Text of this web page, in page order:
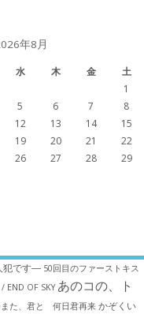
年8月
水 木 金
土
1
5 6 7
8
12 13 14
15
19 20 21
22
26 27 28
29
犯です― 50回目のファーストキス
END OF SKY あのコの、ト
また、君と 何日君再来 かぞくい